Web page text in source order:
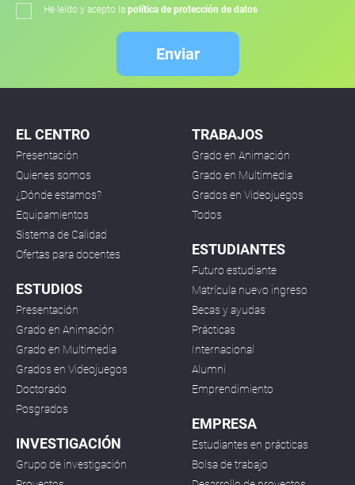
He leído y acepto la política de protección de datos
Enviar
EL CENTRO
Presentación
Quienes somos
¿Dónde estamos?
Equipamientos
Sistema de Calidad
Ofertas para docentes
ESTUDIOS
Presentación
Grado en Animación
Grado en Multimedia
Grados en Videojuegos
Doctorado
Posgrados
INVESTIGACIÓN
Grupo de investigación
TRABAJOS
Grado en Animación
Grado en Multimedia
Grados en Videojuegos
Todos
ESTUDIANTES
Futuro estudiante
Matrícula nuevo ingreso
Becas y ayudas
Prácticas
Internacional
Alumni
Emprendimiento
EMPRESA
Estudiantes en prácticas
Bolsa de trabajo